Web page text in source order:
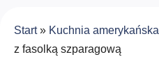
Start» Kuchnia amerykańska
z fasolką szparagową